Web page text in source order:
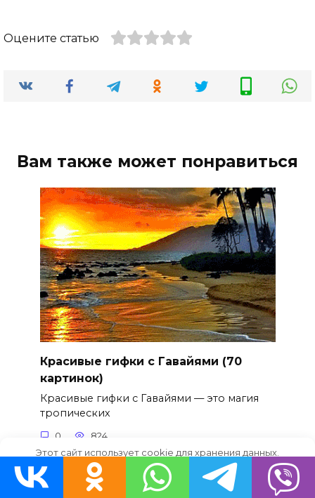
Оцените статью
Вам также может понравиться
Красивые гифки с Гавайями (70
картинок)
Красивые гифки с Гавайями — это магия
тропических
0 824
Этот сайт использует cookie для хранения данных.
Продолжая использовать сайт, Вы даете свое согласие на
работу с этими файлами.
OK